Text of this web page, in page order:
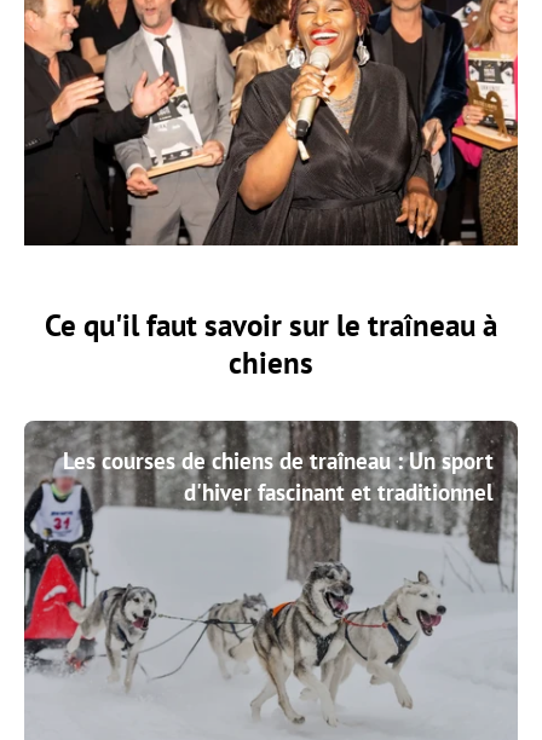
Ce qu'il faut savoir sur le traîneau à
chiens
Les courses de chiens de traîneau : Un sport
d'hiver fascinant et traditionnel